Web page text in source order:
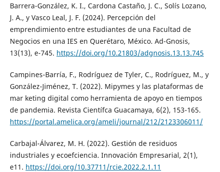
Barrera-González, K. I., Cardona Castaño, J. C., Solís Lozano,
J. A., y Vasco Leal, J. F. (2024). Percepción del
emprendimiento entre estudiantes de una Facultad de
Negocios en una IES en Querétaro, México. Ad-Gnosis,
13(13), e-745. https://doi.org/10.21803/adgnosis.13.13.745
Campines-Barría, F., Rodríguez de Tyler, C., Rodríguez, M., y
González-Jiménez, T. (2022). Mipymes y las plataformas de
mar keting digital como herramienta de apoyo en tiempos
de pandemia. Revista Científca Guacamaya, 6(2), 153-165.
https://portal.amelica.org/ameli/journal/212/2123306011/
Carbajal-Álvarez, M. H. (2022). Gestión de residuos
industriales y ecoefciencia. Innovación Empresarial, 2(1),
e11. https://doi.org/10.37711/rcie.2022.2.1.11